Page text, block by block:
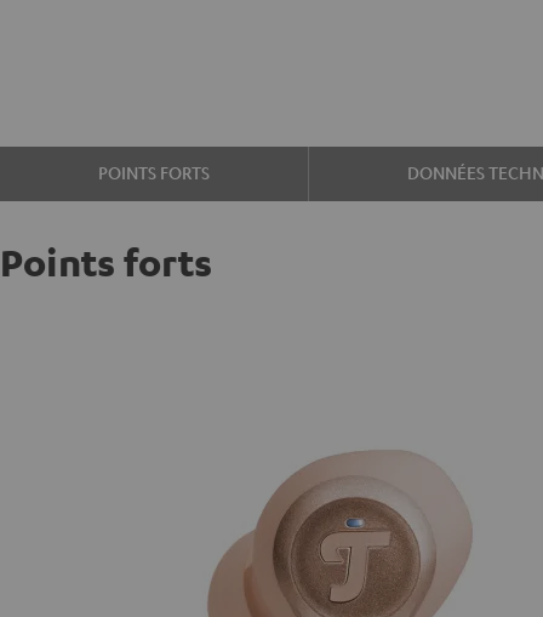
POINTS FORTS DONNÉES
Points forts